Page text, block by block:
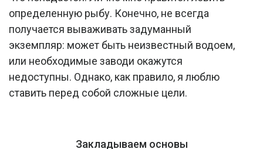
определенную рыбу. Конечно, не всегда
получается вываживать задуманный
экземпляр: может быть неизвестный водоем,
или необходимые заводи окажутся
недоступны. Однако, как правило, я люблю
ставить перед собой сложные цели.
Закладываем основы